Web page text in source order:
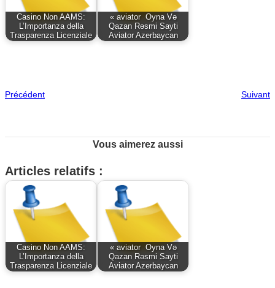
Casino Non AAMS:
L’Importanza della
Trasparenza Licenziale
« aviator ️ Oyna Və
Qazan Rəsmi Sayti
Aviator Azerbaycan
Précédent Suivant
Vous aimerez aussi
Articles relatifs :
Casino Non AAMS:
L’Importanza della
Trasparenza Licenziale
« aviator ️ Oyna Və
Qazan Rəsmi Sayti
Aviator Azerbaycan